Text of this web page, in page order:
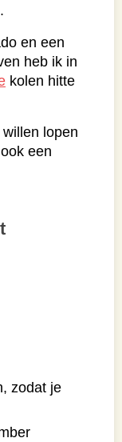
en een
heb ik in
kolen hitte
lopen
een
zodat je